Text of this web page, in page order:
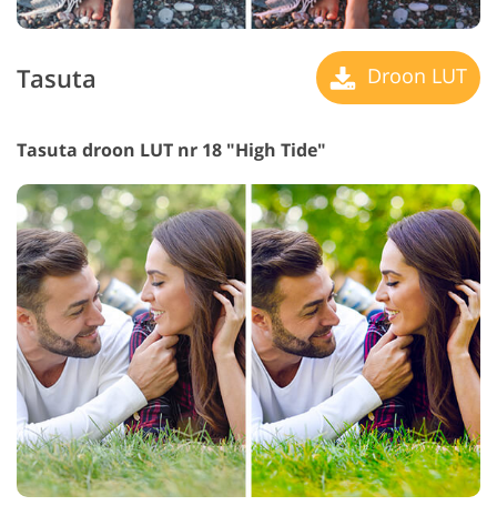
Tasuta Droon LUT
Tasuta droon LUT nr 18 "High Tide"